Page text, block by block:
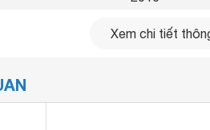
Cổng LAN,
Xem chi tiết